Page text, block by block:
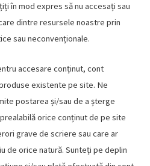
în mod expres să nu accesați sau
dintre resursele noastre prin
sau neconvenționale.
accesare conținut, cont
existente pe site. Ne
postarea și/sau de a șterge
orice conținut de pe site
grave de scriere sau care ar
de orice natură. Sunteți pe deplin